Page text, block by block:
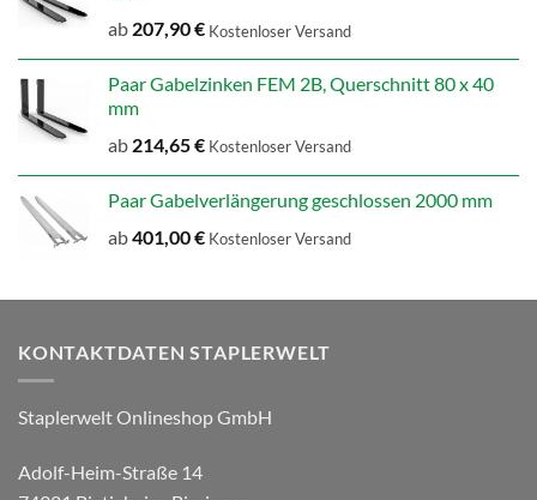
ab 207,90€ Kostenloser Versand
Paar Gabelzinken FEM 2B, Querschnitt 80 x 40
mm
ab 214,65€ Kostenloser Versand
Paar Gabelverlängerung geschlossen 2000 mm
ab401,00€ Kostenloser Versand
KONTAKTDATEN STAPLERWELT
Staplerwelt Onlineshop GmbH
Adolf-Heim-Straße 14